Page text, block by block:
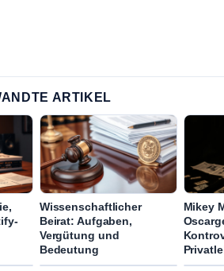
ARTIKEL
Wissenschaftlicher
Beirat: Aufgaben,
Vergütung und
Bedeutung
Mikey